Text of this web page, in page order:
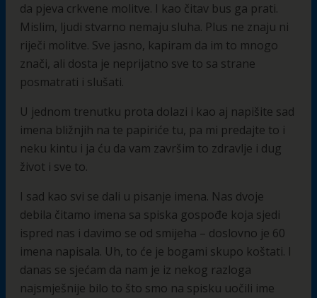
da pjeva crkvene molitve. I kao čitav bus ga prati.
Mislim, ljudi stvarno nemaju sluha. Plus ne znaju ni
riječi molitve. Sve jasno, kapiram da im to mnogo
znači, ali dosta je neprijatno sve to sa strane
posmatrati i slušati.
U jednom trenutku prota dolazi i kao aj napišite sad
imena bližnjih na te papiriće tu, pa mi predajte to i
neku kintu i ja ću da vam završim to zdravlje i dug
život i sve to.
I sad kao svi se dali u pisanje imena. Nas dvoje
debila čitamo imena sa spiska gospođe koja sjedi
ispred nas i davimo se od smijeha – doslovno je 60
imena napisala. Uh, to će je bogami skupo koštati. I
danas se sjećam da nam je iz nekog razloga
najsmješnije bilo to što smo na spisku uočili ime